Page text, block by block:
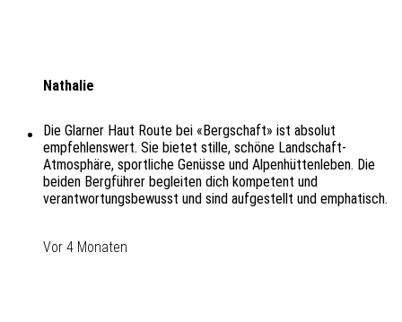
Nathalie
Die Glarner Haut Route bei «Bergschaft» ist absolut
empfehlenswert. Sie bietet stille, schöne Landschaft-
Atmosphäre, sportliche Genüsse und Alpenhüttenleben. Die
beiden Bergführer begleiten dich kompetent und
verantwortungsbewusst und sind aufgestellt und emphatisch.
Vor 4 Monaten